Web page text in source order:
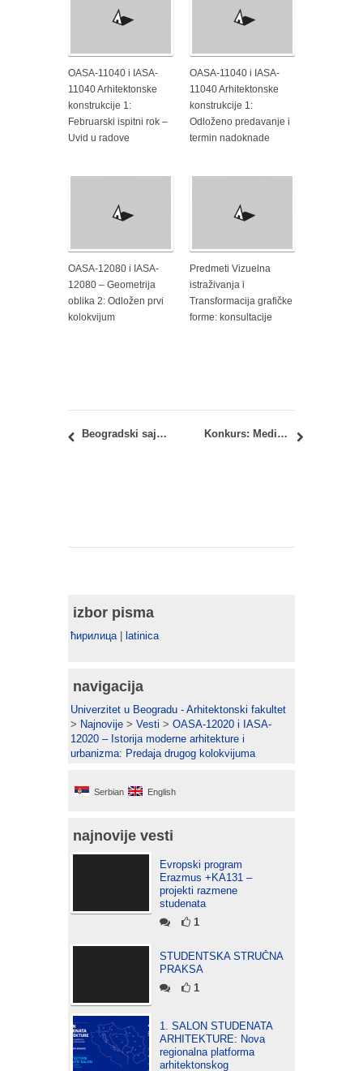
OASA-11040 i IASA-
11040 Arhitektonske
konstrukcije 1:
Februarski ispitni rok –
Uvid u radove
OASA-11040 i IASA-
11040 Arhitektonske
konstrukcije 1:
Odloženo predavanje i
termin nadoknade
OASA-12080 i IASA-
12080 – Geometrija
oblika 2: Odložen prvi
kolokvijum
Predmeti Vizuelna
istraživanja i
Transformacija grafičke
forme: konsultacije
Beogradski sajam zapošljavanja i praksi 2015 Konkurs: Mediterranean Sea Club na Ibici, Španija
izbor pisma
ћирилица| latinica
navigacija
Univerzitet u Beogradu - Arhitektonski fakultet
> Najnovije > Vesti > OASA-12020 i IASA-
12020 – Istorija moderne arhitekture i
urbanizma: Predaja drugog kolokvijuma
Serbian English
najnovije vesti
Evropski program
Erazmus +KA131 –
projekti razmene
studenata
1
STUDENTSKA STRUČNA
PRAKSA
1
1. SALON STUDENATA
ARHITEKTURE: Nova
regionalna platforma
arhitektonskog